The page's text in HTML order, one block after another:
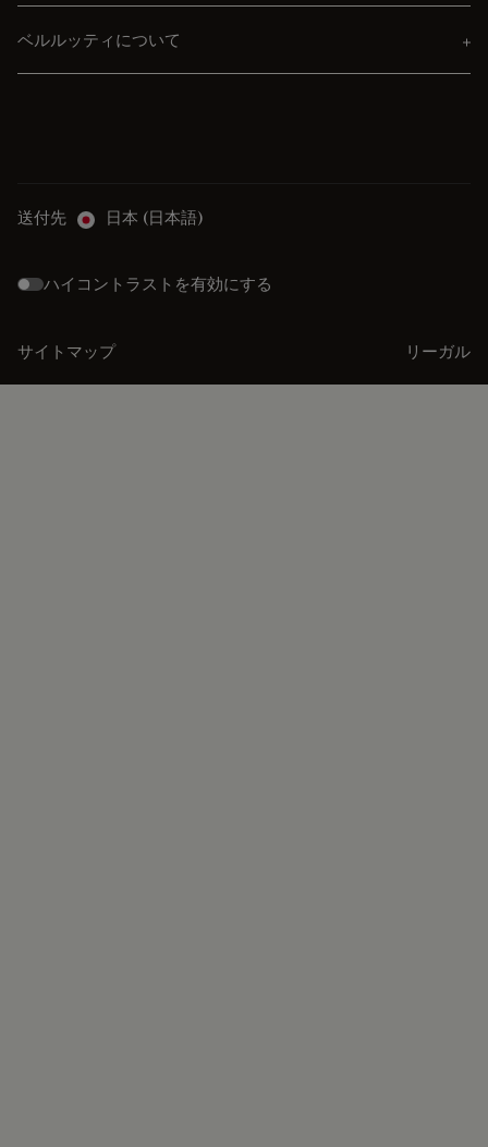
ベルルッティについて
送付先 日本 (日本語)
ハイコントラストを有効にする
サイトマップ リーガル